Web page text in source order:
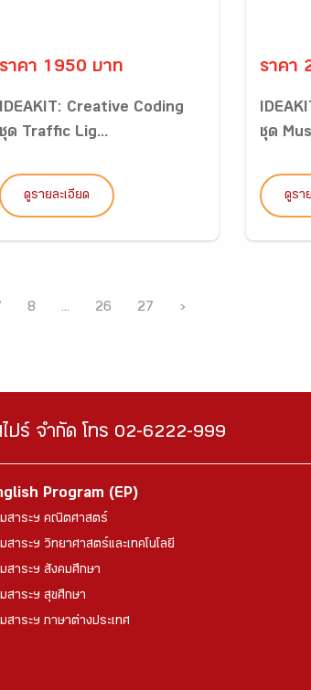
ราคา 1950 บาท
IDEAKIT: Creative Coding
ชุด Traffic Lig...
ดูรายละเอียด
ราคา
ชุด
ดูรา
8 ... 26 27 ›
ปร์ จำกัด โทร 02-6222-999
Program (EP)
สาระฯ คณิตศาสตร์
สาระฯ วิทยาศาสตร์และเทคโนโลยี
สาระฯ สังคมศึกษา
สาระฯ สุขศึกษา
สาระฯ ภาษาต่างประเทศ